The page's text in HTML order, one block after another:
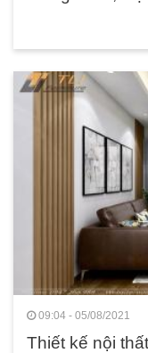
09:04 - 05/08/2021
Thiết kế nội